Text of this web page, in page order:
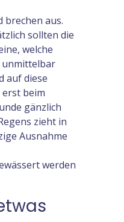
brechen aus.
sollten die
welche
unmittelbar
auf diese
beim
gänzlich
zieht in
Ausnahme
werden